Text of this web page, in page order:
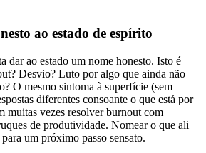
ao estado de espírito
dar ao estado um nome honesto. Isto é
Desvio? Luto por algo que ainda não
O mesmo sintoma à superfície (sem
diferentes consoante o que está por
muitas vezes resolver burnout com
de produtividade. Nomear o que ali
um próximo passo sensato.